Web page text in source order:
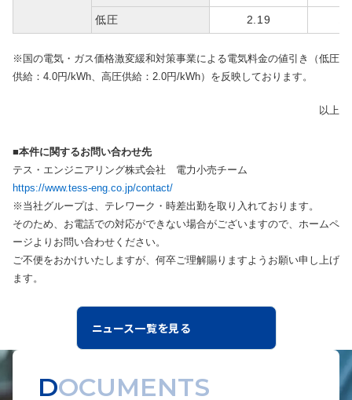
低圧 2.19
※国の電気・ガス価格激変緩和対策事業による電気料金の値引き（低圧
供給：4.0円/kWh、高圧供給：2.0円/kWh）を反映しております。
以上
■本件に関するお問い合わせ先
テス・エンジニアリング株式会社 電力小売チーム
https://www.tess-eng.co.jp/contact/
※当社グループは、テレワーク・時差出勤を取り入れております。
そのため、お電話での対応ができない場合がございますので、ホームペ
ージよりお問い合わせください。
ご不便をおかけいたしますが、何卒ご理解賜りますようお願い申し上げ
ます。
ニュース一覧を見る
DOCUMENTS